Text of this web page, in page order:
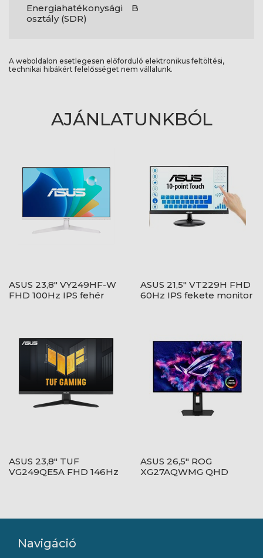
Energiahatékonysági
osztály (SDR)
B
A weboldalon esetlegesen előforduló elektronikus feltöltési,
technikai hibákért felelősséget nem vállalunk.
AJÁNLATUNKBÓL
ASUS 23,8" VY249HF-W
FHD 100Hz IPS fehér
ASUS 21,5" VT229H FHD
60Hz IPS fekete monitor
ASUS 23,8" TUF
VG249QE5A FHD 146Hz
ASUS 26,5" ROG
XG27AQWMG QHD
Navigáció